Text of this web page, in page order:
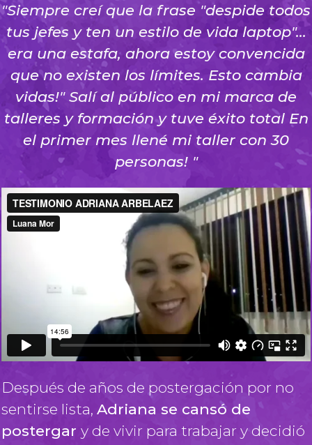
"Siempre creí que la frase "despide todos
tus jefes y ten un estilo de vida laptop"...
era una estafa, ahora estoy convencida
que no existen los límites. Esto cambia
vidas!" Salí al público en mi marca de
talleres y formación y tuve éxito total En
el primer mes llené mi taller con 30
personas! "
Después de años de postergación por no
sentirse lista, Adriana se cansó de
postergar y de vivir para trabajar y decidió